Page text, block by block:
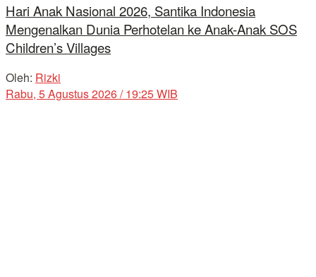
Hari Anak Nasional 2026, Santika Indonesia
Mengenalkan Dunia Perhotelan ke Anak-Anak SOS
Children’s Villages
Oleh: Rizki
Rabu, 5 Agustus 2026 / 19:25 WIB